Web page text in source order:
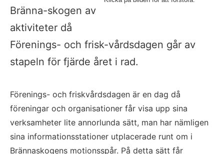
Bränna-skogen av
aktiviteter då
Förenings- och frisk-vårdsdagen går av
stapeln för fjärde året i rad.
Förenings- och friskvårdsdagen är en dag då
föreningar och organisationer får visa upp sina
verksamheter lite annorlunda sätt, man har nämligen
sina informationsstationer utplacerade runt om i
Brännaskogens motionsspår. På detta sätt får